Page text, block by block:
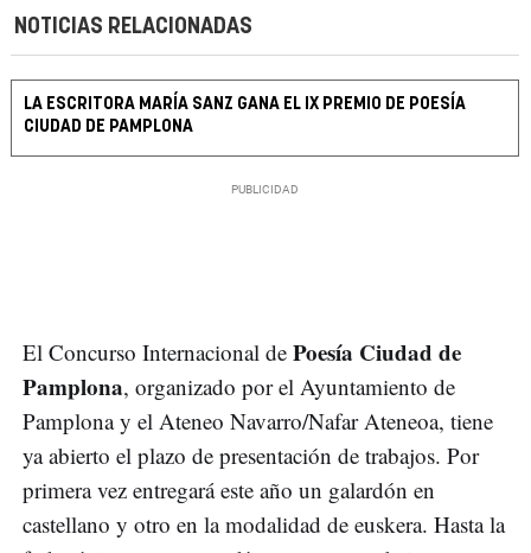
NOTICIAS RELACIONADAS
LA ESCRITORA MARÍA SANZ GANA EL IX PREMIO DE POESÍA
CIUDAD DE PAMPLONA
El Concurso Internacional de Poesía Ciudad de
Pamplona, organizado por el Ayuntamiento de
Pamplona y el Ateneo Navarro/Nafar Ateneoa, tiene
ya abierto el plazo de presentación de trabajos. Por
primera vez entregará este año un galardón en
castellano y otro en la modalidad de euskera. Hasta la